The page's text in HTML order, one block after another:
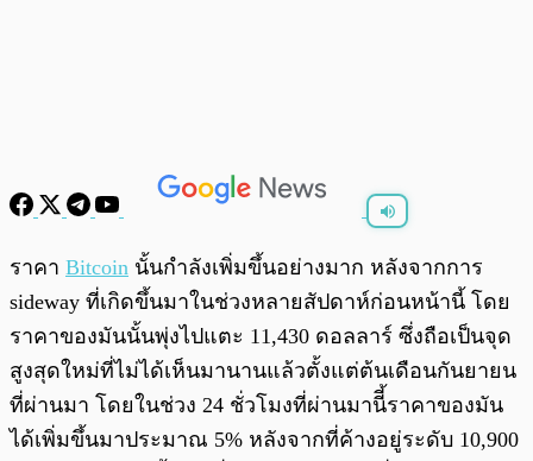
ราคา Bitcoin นั้นกำลังเพิ่มขึ้นอย่างมาก หลังจากการ
sideway ที่เกิดขึ้นมาในช่วงหลายสัปดาห์ก่อนหน้านี้ โดย
ราคาของมันนั้นพุ่งไปแตะ 11,430 ดอลลาร์ ซึ่งถือเป็นจุด
สูงสุดใหม่ที่ไม่ได้เห็นมานานแล้วตั้งแต่ต้นเดือนกันยายน
ที่ผ่านมา โดยในช่วง 24 ชั่วโมงที่ผ่านมานีี้ราคาของมัน
ได้เพิ่มขึ้นมาประมาณ 5% หลังจากที่ค้างอยู่ระดับ 10,900